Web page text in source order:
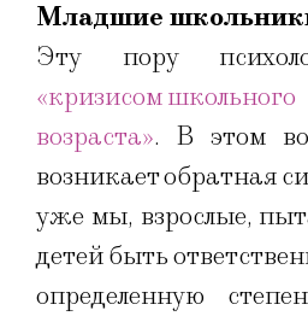
Младшие
Эту пору
«кризисом школьного
возраста». В этом
возникает обратная
уже мы, взрослые,
детей быть
определенную